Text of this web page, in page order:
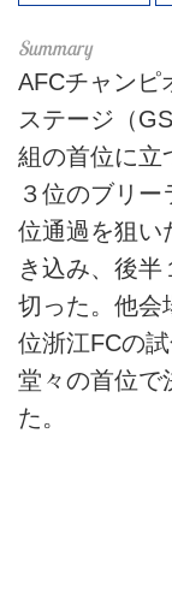
AFCチャンピ
ステージ（
組の首位に立
３位のブリ
位通過を狙い
き込み、後
切った。他会
位浙江FCの
堂々の首位で
た。